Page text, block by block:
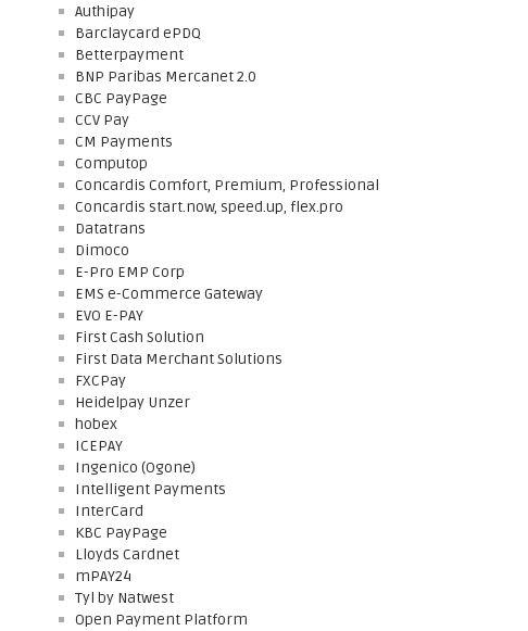
Authipay
Barclaycard ePDQ
Betterpayment
BNP Paribas Mercanet 2.0
CBC PayPage
CCV Pay
CM Payments
Computop
Concardis Comfort, Premium, Professional
Concardis start.now, speed.up, flex.pro
Datatrans
Dimoco
E-Pro EMP Corp
EMS e-Commerce Gateway
EVO E-PAY
First Cash Solution
First Data Merchant Solutions
FXCPay
Heidelpay Unzer
hobex
ICEPAY
Ingenico (Ogone)
Intelligent Payments
InterCard
KBC PayPage
Lloyds Cardnet
mPAY24
Tyl by Natwest
Open Payment Platform